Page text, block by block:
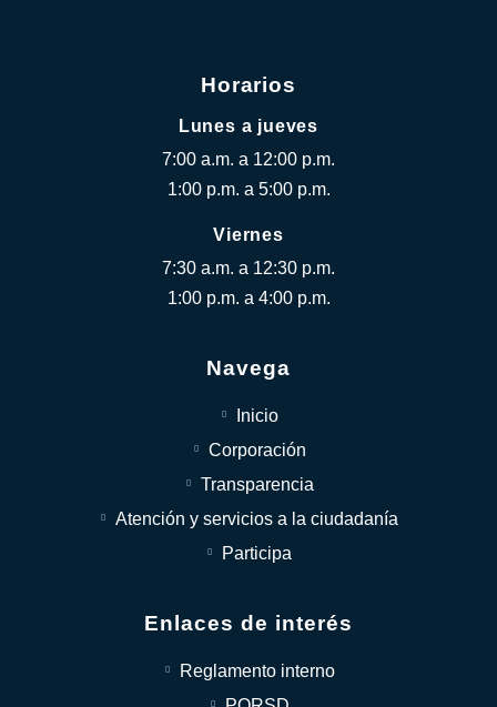
Horarios
Lunes a jueves
7:00 a.m. a 12:00 p.m.
1:00 p.m. a 5:00 p.m.
Viernes
7:30 a.m. a 12:30 p.m.
1:00 p.m. a 4:00 p.m.
Navega
Inicio
Corporación
Transparencia
Atención y servicios a la ciudadanía
Participa
Enlaces de interés
Reglamento interno